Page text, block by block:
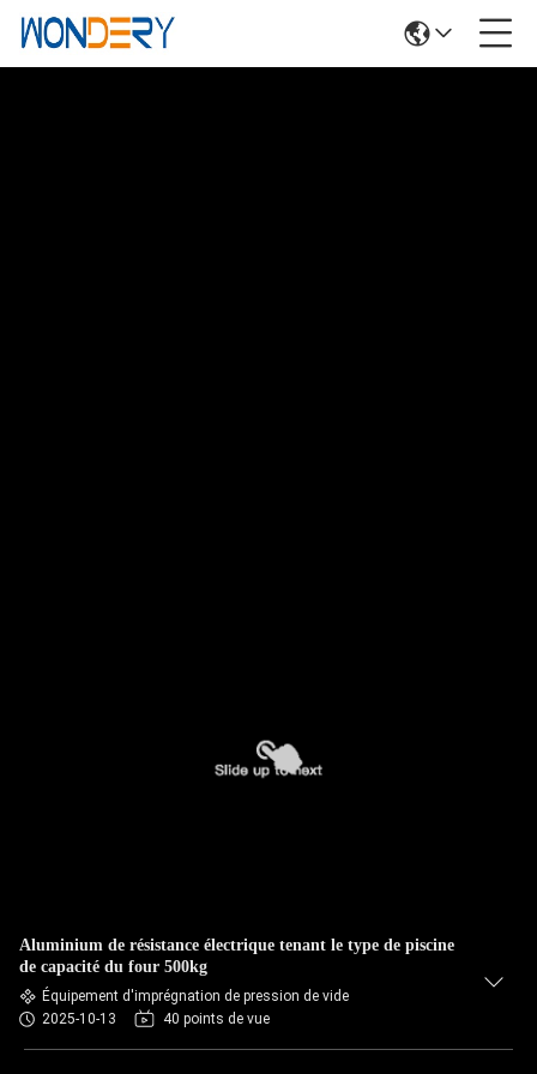
Aluminium de résistance électrique tenant le type de piscine
de capacité du four 500kg
Équipement d'imprégnation de pression de vide
2025-10-13
40 points de vue